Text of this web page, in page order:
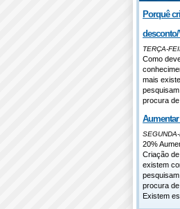
Porquê
TERÇA-
Como
mais
procura
20%
Criação
existem
procura
Existem